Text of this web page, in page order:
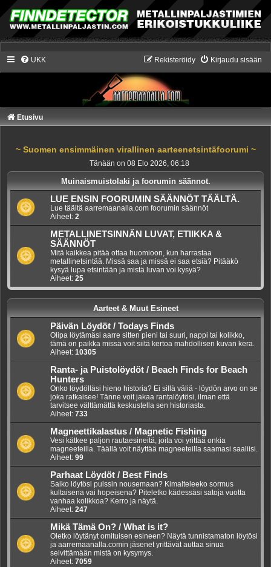
UKK Kirjaudu sisään
Rekisteröidy
Etusivu
~ Suomen ensimmäinen virallinen aarteenetsintäfoorumi ~
Tänään on 08 Elo 2026, 06:18
Muinaismuistolaki ja foorumin säännot.
LUE ENSIN FOORUMIN SÄÄNNÖT TÄÄLTÄ.
Lue täältä aarremaanalla.com foorumin säännöt
Aiheet: 2
METALLINETSINNÄN LUVAT, ETIIKKA &
SÄÄNNÖT
Mitä kaikkea pitää ottaa huomioon, kun harrastaa
metallinetsintää. Missä saa ja missä ei saa etsiä? Pitääkö
kysyä lupa etsintään ja mistä luvan voi kysyä?
Aiheet: 25
Aarteet & Muut Esineet
Päivän Löydöt / Todays Finds
Olipa löytämäsi aarre sitten pieni tai suuri, nappi tai kolikko,
tämä on paikka missä voit siitä kertoa mahdollisen kuvan kera.
Aiheet: 10305
Ranta- ja Puistolöydöt / Beach Finds for Beach
Hunters
Onko löydölläsi hieno historia? Ei sillä väliä - löydön arvo on se
joka ratkaisee! Tänne voit jakaa rantalöytösi, ilman että
tarvitsee välttämättä keskustella sen historiasta.
Aiheet: 733
Magneettikalastus / Magnetic Fishing
Vesi kätkee paljon rautaesineitä, joita voi yrittää onkia
magneeteilla. Täällä voit näyttää magneeteilla saamasi saaliisi.
Aiheet: 99
Parhaat Löydöt / Best Finds
Saiko löytösi pulssin nousemaan? Kimalteleeko sormus
kultaisena vai hopeisena? Piteletko kädessäsi satoja vuotta
vanhaa kolikkoa? Kerro ja näytä.
Aiheet: 247
Mikä Tämä On? / What is it?
Oletko löytänyt omituisen esineen? Näytä tunnistamaton löytösi
ja aarremaanalla.comin jäsenet yrittävät auttaa sinua
selvittämään mistä on kysymys.
Aiheet: 7059